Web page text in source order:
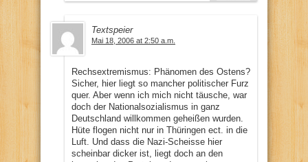
Textspeier
Mai 18, 2006 at 2:50 a.m.
Rechsextremismus: Phänomen des Ostens?
Sicher, hier liegt so mancher politischer Furz
quer. Aber wenn ich mich nicht täusche, war
doch der Nationalsozialismus in ganz
Deutschland willkommen geheißen wurden.
Hüte flogen nicht nur in Thüringen ect. in die
Luft. Und dass die Nazi-Scheisse hier
scheinbar dicker ist, liegt doch an den